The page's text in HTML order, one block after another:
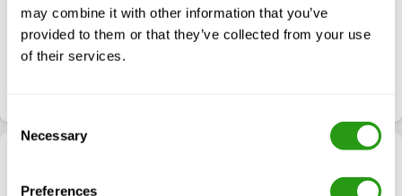
may combine it with other information that you’ve
provided to them or that they’ve collected from your use
of their services.
Selection
Necessary
Preferences
(Virtual) Electrical Safety – NFPA 70E (16 Hour)
(USA)
4.9 397,00od397,00
Hour)